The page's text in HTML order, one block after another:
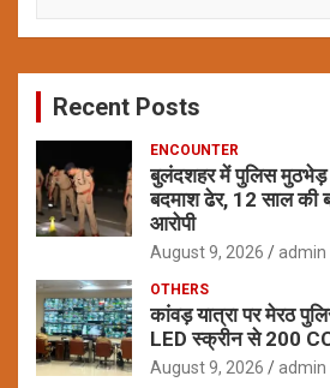
c
Recent Posts
ENCOUNTER
बुलंदशहर में पुलिस मुठभेड़
बदमाश ढेर, 12 साल की
आरोपी
August 9, 2026 admin
OTHERS
कांवड़ यात्रा पर मेरठ
LED स्क्रीन से 200
August 9, 2026 admin